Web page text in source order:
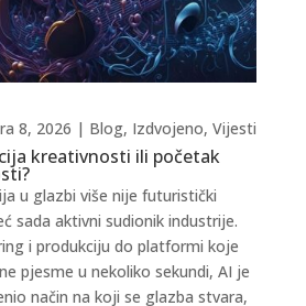
kreativnosti ili početak
8, 2026 | Blog, Izdvojeno, Vijesti
u glazbi više nije futuristički
sada aktivni sudionik industrije.
i produkciju do platformi koje
pjesme u nekoliko sekundi, AI je
način na koji se glazba stvara,